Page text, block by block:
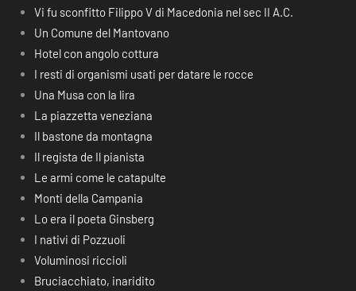
Vi fu sconfitto Filippo V di Macedonia nel sec II A.C.
Un Comune del Mantovano
Hotel con angolo cottura
I resti di organismi usati per datare le rocce
Una Musa con la lira
La piazzetta veneziana
Il bastone da montagna
Il regista de Il pianista
Le armi come le catapulte
Monti della Campania
Lo era il poeta Ginsberg
I nativi di Pozzuoli
Voluminosi riccioli
Bruciacchiato, inaridito